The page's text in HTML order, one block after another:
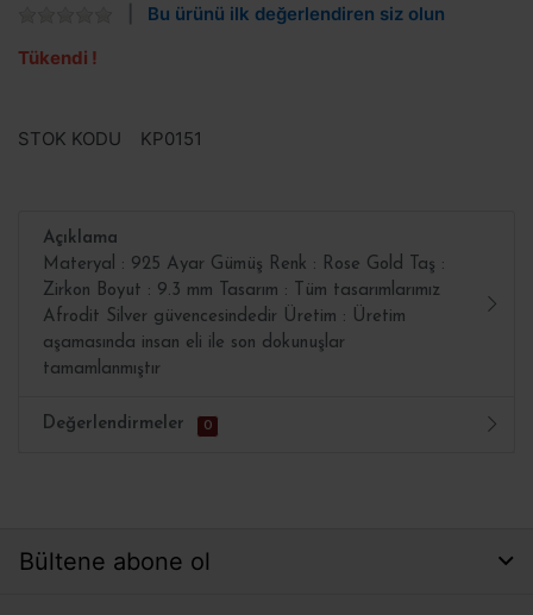
Bu ürünü ilk değerlendiren siz olun
Tükendi !
STOK KODU KP0151
Açıklama
Materyal : 925 Ayar Gümüş Renk : Rose Gold Taş :
Zirkon Boyut : 9.3 mm Tasarım : Tüm tasarımlarımız
Afrodit Silver güvencesindedir Üretim : Üretim
aşamasında insan eli ile son dokunuşlar
tamamlanmıştır
Değerlendirmeler 0
Bültene abone ol